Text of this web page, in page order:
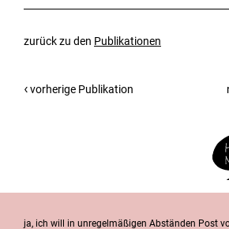
zurück zu den Publikationen
vorherige Publikation
ja, ich will in unregelmäßigen Abständen Post